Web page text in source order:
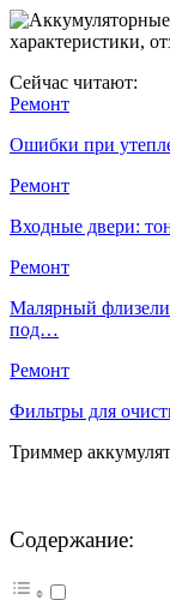
Сейчас читают:
Ремонт
Ошибки при
Ремонт
Входные двери:
Ремонт
Малярный
под…
Ремонт
Фильтры для
Триммер
Содержание: